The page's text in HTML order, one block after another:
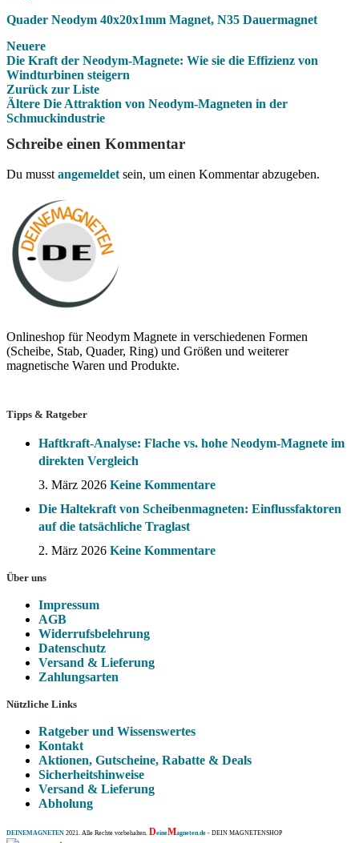
Quader Neodym 40x20x1mm Magnet, N35 Dauermagnet
Neuere
Die Kraft der Neodym-Magnete: Wie sie die Effizienz von
Windturbinen steigern
Zurück zur Liste
Ältere Die Attraktion von Neodym-Magneten in der
Schmuckindustrie
Schreibe einen Kommentar
Du musst angemeldet sein, um einen Kommentar abzugeben.
Onlineshop für Neodym Magnete in verschiedenen Formen
(Scheibe, Stab, Quader, Ring) und Größen und weiterer
magnetische Waren und Produkte.
Tipps & Ratgeber
Haftkraft-Analyse: Flache vs. hohe Neodym-Magnete im
direkten Vergleich
3. März 2026 Keine Kommentare
Die Haltekraft von Scheibenmagneten: Einflussfaktoren
auf die tatsächliche Traglast
2. März 2026 Keine Kommentare
Über uns
Impressum
AGB
Widerrufsbelehrung
Datenschutz
Versand & Lieferung
Zahlungsarten
Nützliche Links
Ratgeber und Wissenswertes
Kontakt
Aktionen, Gutscheine, Rabatte & Deals
Sicherheitshinweise
Versand & Lieferung
Abholung
DEINEMAGNETEN 2021. Alle Rechte vorbehalten. DeineMagneten.de - DEIN MAGNETENSHOP